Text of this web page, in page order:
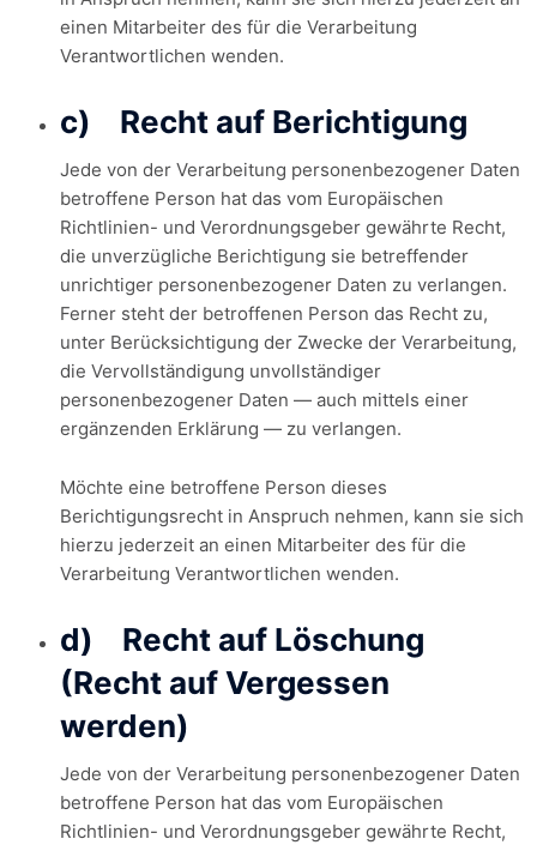
einen Mitarbeiter des für die Verarbeitung
Verantwortlichen wenden.
c) Recht auf Berichtigung
Jede von der Verarbeitung personenbezogener Daten
betroffene Person hat das vom Europäischen
Richtlinien- und Verordnungsgeber gewährte Recht,
die unverzügliche Berichtigung sie betreffender
unrichtiger personenbezogener Daten zu verlangen.
Ferner steht der betroffenen Person das Recht zu,
unter Berücksichtigung der Zwecke der Verarbeitung,
die Vervollständigung unvollständiger
personenbezogener Daten — auch mittels einer
ergänzenden Erklärung — zu verlangen.
Möchte eine betroffene Person dieses
Berichtigungsrecht in Anspruch nehmen, kann sie sich
hierzu jederzeit an einen Mitarbeiter des für die
Verarbeitung Verantwortlichen wenden.
d) Recht auf Löschung
(Recht auf Vergessen
werden)
Jede von der Verarbeitung personenbezogener Daten
betroffene Person hat das vom Europäischen
Richtlinien- und Verordnungsgeber gewährte Recht,